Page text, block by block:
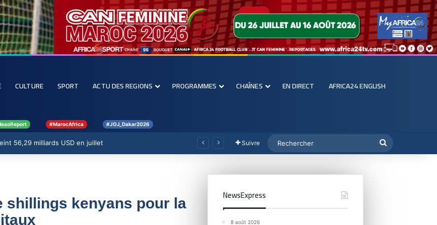
CULTURE SPORT ACTU DES REGIONS PROGRAMMES CHAÎNES EN DIRECT AFRICA24 ENGLISH
#MarocAfrica #JOJ_Dakar2026
56,29 milliards USD en juillet Suivre
shillings kenyans pour la
NewsExpress
8 août 2026